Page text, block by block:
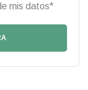
mis datos*